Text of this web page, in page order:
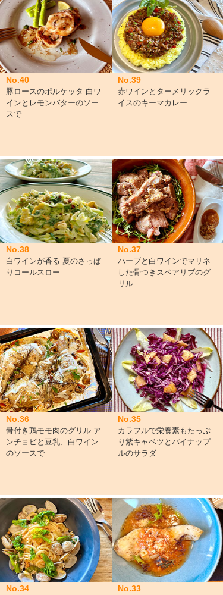
No.40
豚ロースのポルケッタ 白ワ
インとレモンバターのソー
スで
No.39
赤ワインとターメリックラ
イスのキーマカレー
No.38
白ワインが香る 夏のさっぱ
りコールスロー
No.37
ハーブと白ワインでマリネ
した骨つきスペアリブのグ
リル
No.36
骨付き鶏モモ肉のグリル ア
ンチョビと豆乳、白ワイン
のソースで
No.35
カラフルで栄養素もたっぷ
り紫キャベツとパイナップ
ルのサラダ
No.34 No.33